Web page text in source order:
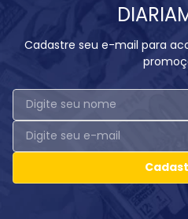
Cadastre seu e-mail para